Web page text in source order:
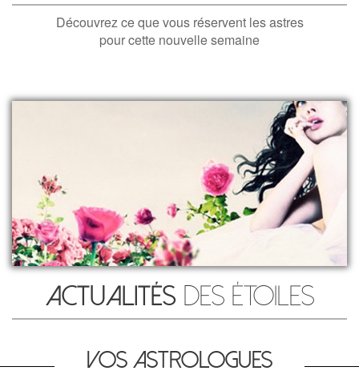
Découvrez ce que vous réservent les astres
pour cette nouvelle semaine
Actualitésdes étoiles
Vos astrologues